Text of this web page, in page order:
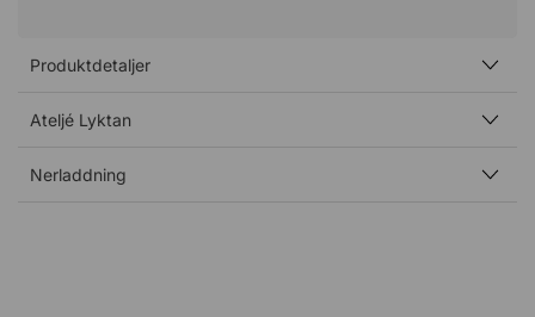
blivit en tidlös favorit. Den balanserar ett kraftfullt uttryck
moderna hem som i mer klassiska miljöer.
Genomtänkt i varje detalj
Produktdetaljer
Ateljé Lyktan
Nerladdning